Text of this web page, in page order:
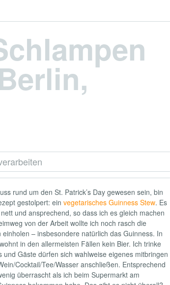
rund um den St. Patrick’s Day gewesen sein, bin
gestolpert: ein vegetarisches Guinness Stew. Es
und ansprechend, so dass ich es gleich machen
von der Arbeit wollte ich noch rasch die
– insbesondere natürlich das Guinness. In
in den allermeisten Fällen kein Bier. Ich trinke
und Gäste dürfen sich wahlweise eigenes mitbringen
Cocktail/Tee/Wasser anschließen. Entsprechend
überrascht als ich beim Supermarkt am